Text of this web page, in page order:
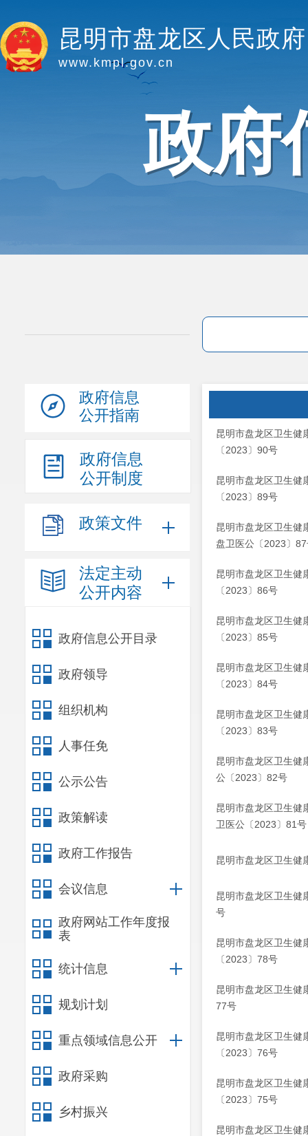
昆明市盘龙区人民政府
www.kmpl.gov.cn
政府
政府信息
公开指南
政府信息
公开制度
政策文件
法定主动
公开内容
政府信息公开目录
政府领导
组织机构
人事任免
公示公告
政策解读
政府工作报告
会议信息
政府网站工作年度报
表
统计信息
规划计划
重点领域信息公开
政府采购
乡村振兴
昆明市盘龙区卫生健
〔2023〕90号
昆明市盘龙区卫生健
〔2023〕89号
昆明市盘龙区卫生健
盘卫医公〔2023〕
昆明市盘龙区卫生健
〔2023〕86号
昆明市盘龙区卫生健
〔2023〕85号
昆明市盘龙区卫生健
〔2023〕84号
昆明市盘龙区卫生健
〔2023〕83号
昆明市盘龙区卫生健
公〔2023〕82号
昆明市盘龙区卫生健
卫医公〔2023〕81号
昆明市盘龙区卫生健
昆明市盘龙区卫生健
号
昆明市盘龙区卫生健
〔2023〕78号
昆明市盘龙区卫生健
77号
昆明市盘龙区卫生健
〔2023〕76号
昆明市盘龙区卫生健
〔2023〕75号
昆明市盘龙区卫生健